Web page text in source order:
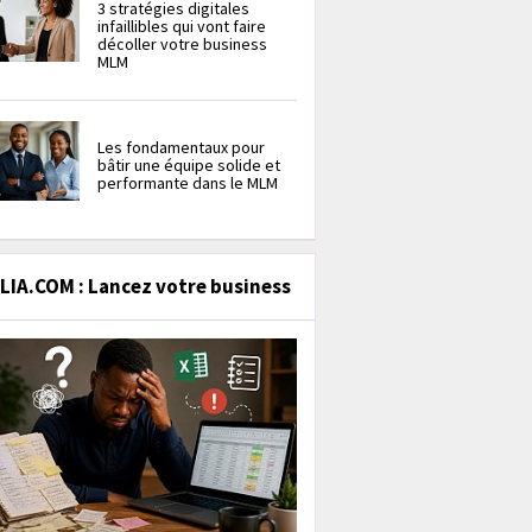
3 stratégies digitales
infaillibles qui vont faire
décoller votre business
MLM
Les fondamentaux pour
bâtir une équipe solide et
performante dans le MLM
: Lancez votre business